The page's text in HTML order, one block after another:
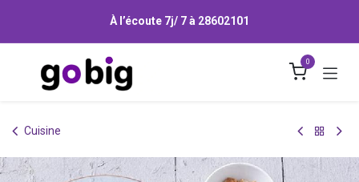
À l’écoute 7j/ 7 à 28602101
0
Cuisine